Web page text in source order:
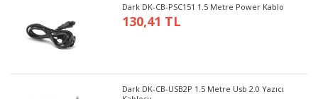
Dark DK-CB-PSC151 1.5 Metre Power Kablo
130,41 TL
Dark DK-CB-USB2P 1.5 Metre Usb 2.0 Yazıcı